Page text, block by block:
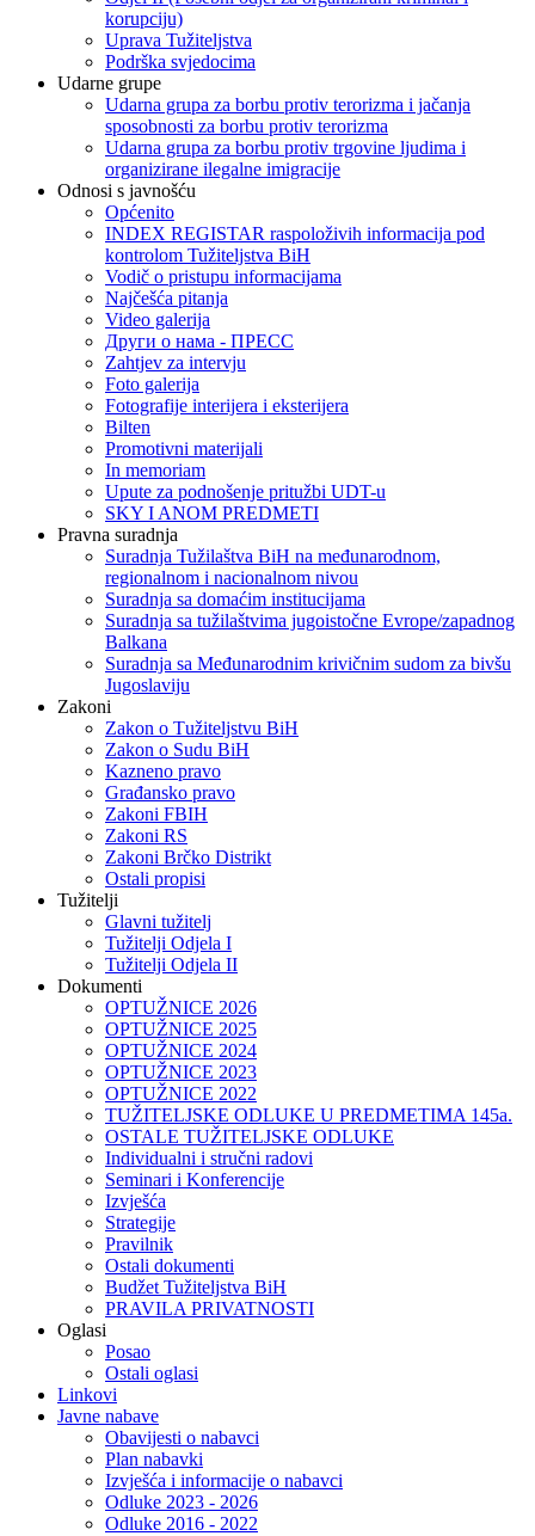
korupciju)
Uprava Tužiteljstva
Podrška svjedocima
Udarne grupe
Udarna grupa za borbu protiv terorizma i jačanja
sposobnosti za borbu protiv terorizma
Udarna grupa za borbu protiv trgovine ljudima i
organizirane ilegalne imigracije
Odnosi s javnošću
Općenito
INDEX REGISTAR raspoloživih informacija pod
kontrolom Tužiteljstva BiH
Vodič o pristupu informacijama
Najčešća pitanja
Video galerija
Други о нама - ПРЕСC
Zahtjev za intervju
Foto galerija
Fotografije interijera i eksterijera
Bilten
Promotivni materijali
In memoriam
Upute za podnošenje pritužbi UDT-u
SKY I ANOM PREDMETI
Pravna suradnja
Suradnja Tužilaštva BiH na međunarodnom,
regionalnom i nacionalnom nivou
Suradnja sa domaćim institucijama
Suradnja sa tužilaštvima jugoistočne Evrope/zapadnog
Balkana
Suradnja sa Međunarodnim krivičnim sudom za bivšu
Jugoslaviju
Zakoni
Zakon o Тužiteljstvu BiH
Zakon o Sudu BiH
Kazneno pravo
Građansko pravo
Zakoni FBIH
Zakoni RS
Zakoni Brčko Distrikt
Ostali propisi
Tužitelji
Glavni tužitelj
Tužitelji Odjela I
Tužitelji Odjela II
Dokumenti
OPTUŽNICE 2026
OPTUŽNICE 2025
OPTUŽNICE 2024
OPTUŽNICE 2023
OPTUŽNICE 2022
TUŽITELJSKE ODLUKE U PREDMETIMA 145a.
OSTALE TUŽITELJSKE ODLUKE
Individualni i stručni radovi
Seminari i Konferencije
Izvješća
Strategije
Pravilnik
Ostali dokumenti
Budžet Tužiteljstva BiH
PRAVILA PRIVATNOSTI
Oglasi
Posao
Ostali oglasi
Linkovi
Javne nabave
Obavijesti o nabavci
Plan nabavki
Izvješća i informacije o nabavci
Odluke 2023 - 2026
Odluke 2016 - 2022